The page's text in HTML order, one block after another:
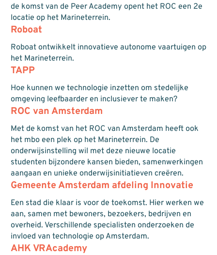
de komst van de Peer Academy opent het ROC een 2e
locatie op het Marineterrein.
Roboat
Roboat ontwikkelt innovatieve autonome vaartuigen op
het Marineterrein.
TAPP
Hoe kunnen we technologie inzetten om stedelijke
omgeving leefbaarder en inclusiever te maken?
ROC van Amsterdam
Met de komst van het ROC van Amsterdam heeft ook
het mbo een plek op het Marineterrein. De
onderwijsinstelling wil met deze nieuwe locatie
studenten bijzondere kansen bieden, samenwerkingen
aangaan en unieke onderwijsinitiatieven creëren.
Gemeente Amsterdam afdeling Innovatie
Een stad die klaar is voor de toekomst. Hier werken we
aan, samen met bewoners, bezoekers, bedrijven en
overheid. Verschillende specialisten onderzoeken de
invloed van technologie op Amsterdam.
AHK VRAcademy